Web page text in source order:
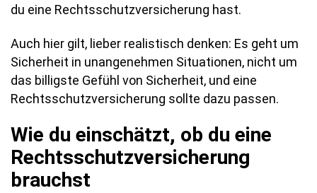
du eine Rechtsschutzversicherung hast.
Auch hier gilt, lieber realistisch denken: Es geht um
Sicherheit in unangenehmen Situationen, nicht um
das billigste Gefühl von Sicherheit, und eine
Rechtsschutzversicherung sollte dazu passen.
Wie du einschätzt, ob du eine
Rechtsschutzversicherung
brauchst